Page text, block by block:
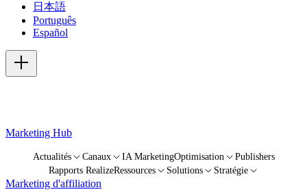
日本語
Português
Español
Marketing Hub
Actualités Canaux IA MarketingOptimisation
Publishers
Rapports RealizeRessources Solutions Stratégie
Marketing d'affiliation